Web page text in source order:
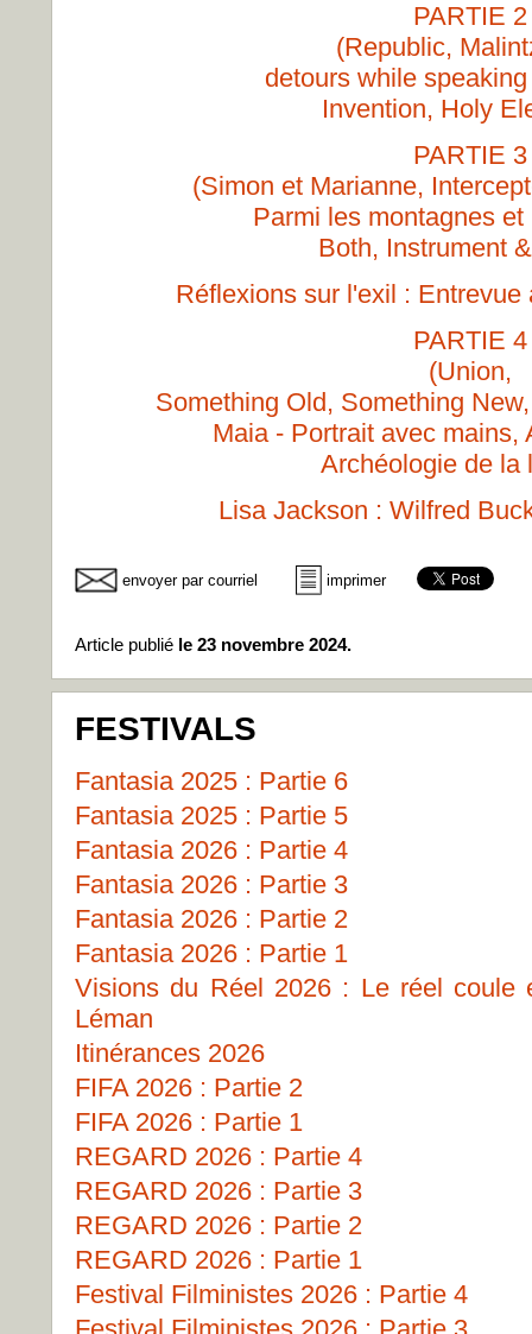
PARTIE 2
(Republic,
detours while
Invention, Holy
PARTIE 3
(Simon et Marianne,
Parmi les montagnes
Both, Instrument
Réflexions sur l'exil :
PARTIE 4
(Union,
Something Old, Something
Maia - Portrait avec mains,
Archéologie de la
Lisa Jackson : Wilfred
envoyer par courriel imprimer
Article publié le 23 novembre 2024.
FESTIVALS
Fantasia 2025 : Partie 6
Fantasia 2025 : Partie 5
Fantasia 2026 : Partie 4
Fantasia 2026 : Partie 3
Fantasia 2026 : Partie 2
Fantasia 2026 : Partie 1
Visions du Réel 2026 : Le réel coule
Léman
Itinérances 2026
FIFA 2026 : Partie 2
FIFA 2026 : Partie 1
REGARD 2026 : Partie 4
REGARD 2026 : Partie 3
REGARD 2026 : Partie 2
REGARD 2026 : Partie 1
Festival Filministes 2026 : Partie 4